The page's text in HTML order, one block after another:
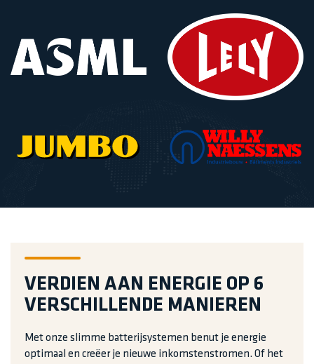
VERDIEN AAN ENERGIE OP 6
VERSCHILLENDE MANIEREN
Met onze slimme batterijsystemen benut je energie
optimaal en creëer je nieuwe inkomstenstromen. Of het